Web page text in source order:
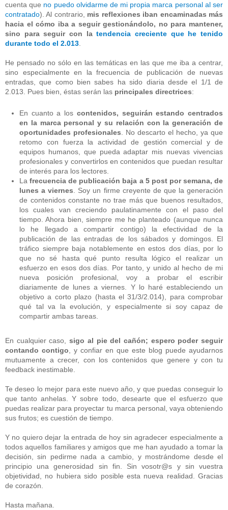
cuenta que no puedo olvidarme de mi propia marca personal al ser
contratado). Al contrario, mis reflexiones iban encaminadas más
hacia el cómo iba a seguir gestionándolo, no para mantener,
sino para seguir con latendencia creciente que he tenido
durante todo el 2.013
He pensado no sólo en las temáticas en las que me iba a centrar,
sino especialmente en la frecuencia de publicación de nuevas
entradas, que como bien sabes ha sido diaria desde el 1/1 de
2.013. Pues bien, éstas serán las principales directrices:
En cuanto a los contenidos, seguirán estando centrados
en la marca personal y su relación con la generación de
oportunidades profesionales . No descarto el hecho, ya que
retomo con fuerza la actividad de gestión comercial y de
equipos humanos, que pueda adaptar mis nuevas vivencias
profesionales y convertirlos en contenidos que puedan resultar
de interés para los lectores.
Lafrecuencia de publicación baja a 5 post por semana, de
lunes a viernes . Soy un firme creyente de que la generación
de contenidos constante no trae más que buenos resultados,
los cuales van creciendo paulatinamente con el paso del
tiempo. Ahora bien, siempre me he planteado (aunque nunca
lo he llegado a compartir contigo) la efectividad de la
publicación de las entradas de los sábados y domingos. El
tráfico siempre baja notablemente en estos dos días, por lo
que no sé hasta qué punto resulta lógico el realizar un
esfuerzo en esos dos días. Por tanto, y unido al hecho de mi
nueva posición profesional, voy a probar el escribir
diariamente de lunes a viernes. Y lo haré estableciendo un
objetivo a corto plazo (hasta el 31/3/2.014), para comprobar
qué tal va la evolución, y especialmente si soy capaz de
compartir ambas tareas.
En cualquier caso,sigo al pie del cañón; espero poder seguir
contando contigo , y confiar en que este blog puede ayudarnos
mutuamente a crecer, con los contenidos que genere y con tu
feedback inestimable.
Te deseo lo mejor para este nuevo año, y que puedas conseguir lo
que tanto anhelas. Y sobre todo, desearte que el esfuerzo que
puedas realizar para proyectar tu marca personal, vaya obteniendo
sus frutos; es cuestión de tiempo.
Y no quiero dejar la entrada de hoy sin agradecer especialmente a
todos aquellos familiares y amigos que me han ayudado a tomar la
decisión, sin pedirme nada a cambio, y mostrándome desde el
principio una generosidad sin fin. Sin vosotr@s y sin vuestra
objetividad, no hubiera sido posible esta nueva realidad. Gracias
de corazón.
Hasta mañana.